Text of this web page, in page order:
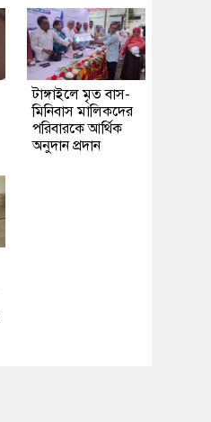
টাঙ্গাইলে মৃত বাস-
মিনিবাস মালিকদের
পরিবারকে আর্থিক
অনুদান প্রদান